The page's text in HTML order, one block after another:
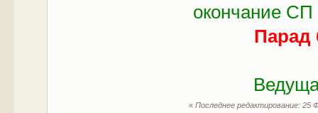
окончание
Парад
«Последнее редактирование: 25